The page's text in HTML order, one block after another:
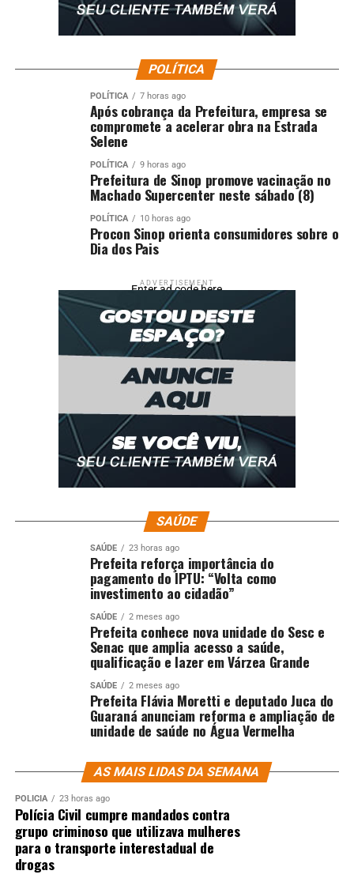
POLÍTICA
POLÍTICA 7 horas ago
Após cobrança da Prefeitura, empresa se
compromete a acelerar obra na Estrada
Selene
POLÍTICA 9 horas ago
Prefeitura de Sinop promove vacinação no
Machado Supercenter neste sábado (8)
POLÍTICA 10 horas ago
Procon Sinop orienta consumidores sobre o
Dia dos Pais
ADVERTISEMENT
Enter ad code here
SAÚDE
SAÚDE 23 horas ago
Prefeita reforça importância do
pagamento do IPTU: “Volta como
investimento ao cidadão”
SAÚDE 2 meses ago
Prefeita conhece nova unidade do Sesc e
Senac que amplia acesso a saúde,
qualificação e lazer em Várzea Grande
SAÚDE 2 meses ago
Prefeita Flávia Moretti e deputado Juca do
Guaraná anunciam reforma e ampliação de
unidade de saúde no Água Vermelha
AS MAIS LIDAS DA SEMANA
POLÍCIA 23 horas ago
Polícia Civil cumpre mandados contra
grupo criminoso que utilizava mulheres
para o transporte interestadual de
drogas